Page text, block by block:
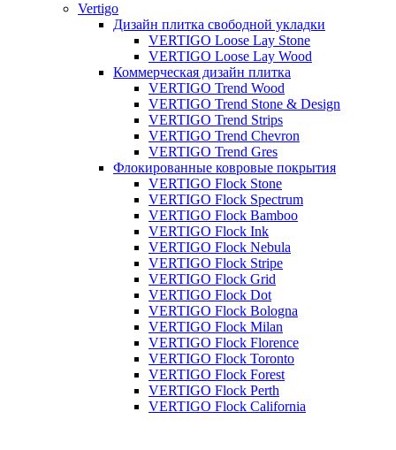
Vertigo
Дизайн плитка свободной укладки
VERTIGO Loose Lay Stone
VERTIGO Loose Lay Wood
Коммерческая дизайн плитка
VERTIGO Trend Wood
VERTIGO Trend Stone & Design
VERTIGO Trend Strips
VERTIGO Trend Chevron
VERTIGO Trend Gres
Флокированные ковровые покрытия
VERTIGO Flock Stone
VERTIGO Flock Spectrum
VERTIGO Flock Bamboo
VERTIGO Flock Ink
VERTIGO Flock Nebula
VERTIGO Flock Stripe
VERTIGO Flock Grid
VERTIGO Flock Dot
VERTIGO Flock Bologna
VERTIGO Flock Milan
VERTIGO Flock Florence
VERTIGO Flock Toronto
VERTIGO Flock Forest
VERTIGO Flock Perth
VERTIGO Flock California